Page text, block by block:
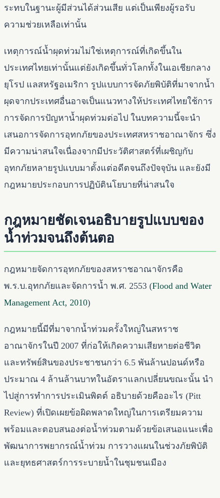
ระทบในฐานะผู้มีส่วนได้ส่วนเสีย แต่เป็นเพียงผู้รอรับ
ความช่วยเหลือเท่านั้น
เหตุการณ์น้ำผุดท่วมไม่ใช่เหตุการณ์ที่เกิดขึ้นใน
ประเทศไทยเท่านั้นแต่ยังเกิดขึ้นทั่วโลกทั้งในเอเชียกลาง
ยุโรป แลสหรัฐอเมริกา รูปแบบการจัดภัยพิบัติที่มาจากน้ำ
ผุดจากประเทศอื่นอาจเป็นแนวทางให้ประเทศไทยใช้การ
การจัดการปัญหาน้ำผุดท่วมต่อไป ในบทความนี้จะนำ
เสนอการจัดการอุทกภัยของประเทศสหราชอาณาจักร ซึ่ง
มีความน่าสนใจเนื่องจากมีประวัติศาสตร์ที่เผชิญกับ
อุทกภัยหลายรูปแบบมาตั้งแต่อดีตจนถึงปัจจุบัน และยังมี
กฎหมายประกอบการปฏิบัตินโยบายที่น่าสนใจ
กฎหมายชัดเจนอธิบายรูปแบบของ
น้ำท่วมจนถึงต้นตอ
กฎหมายจัดการอุทกภัยของสหราชอาณาจักรคือ
พ.ร.บ.อุทกภัยและจัดการน้ำ พ.ศ. 2553 (Flood and Water
Management Act, 2010)
กฎหมายนี้มีที่มาจากน้ำท่วมครั้งใหญ่ในสหราช
อาณาจักรในปี 2007 ที่ก่อให้เกิดความเสียหายต่อชีวิต
และทรัพย์สินของประชาชนกว่า 6.5 พันล้านปอนด์หรือ
ประมาณ 4 ล้านล้านบาทในอัตราแลกเปลี่ยนขณะนั้น นำ
ไปสู่การทำการประเมินพิตต์ อธิบายด้วยคืออะไร (Pitt
Review) ที่เปิดเผยข้อผิดพลาดใหญ่ในการเตรียมความ
พร้อมและตอบสนองต่อน้ำท่วมตามด้วยข้อเสนอแนะเพื่อ
พัฒนาการพยากรณ์น้ำท่วม การวางแผนในช่วงภัยพิบัติ
และยุทธศาสตร์การระบายน้ำในชุมชนเมือง